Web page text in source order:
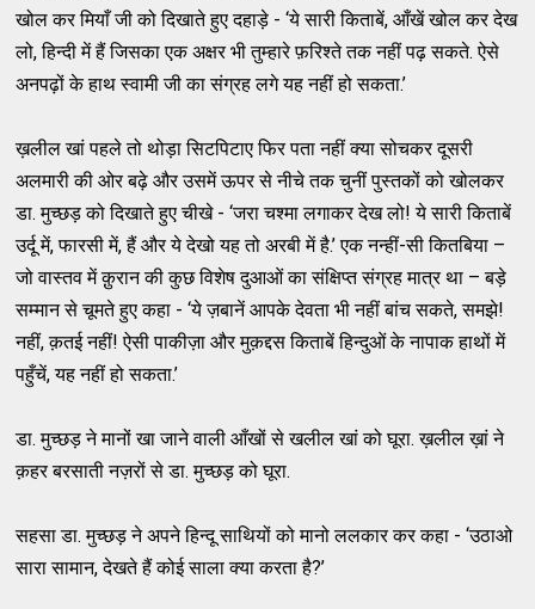
खोल कर मियाँ जी को दिखाते हुए दहाड़े - ‘ये सारी किताबें, आँखें खोल कर देख
लो, हिन्दी में हैं जिसका एक अक्षर भी तुम्हारे फ़रिश्ते तक नहीं पढ़ सकते. ऐसे
अनपढ़ों के हाथ स्वामी जी का संग्रह लगे यह नहीं हो सकता.’
ख़लील खां पहले तो थोड़ा सिटपिटाए फिर पता नहीं क्या सोचकर दूसरी
अलमारी की ओर बढ़े और उसमें ऊपर से नीचे तक चुनीं पुस्तकों को खोलकर
डा. मुच्छड़ को दिखाते हुए चीखे - ‘जरा चश्मा लगाकर देख लो! ये सारी किताबें
उर्दू में, फारसी में, हैं और ये देखो यह तो अरबी में है.’ एक नन्हीं-सी कितबिया –
जो वास्तव में क़ुरान की कुछ विशेष दुआओं का संक्षिप्त संग्रह मात्र था – बड़े
सम्मान से चूमते हुए कहा - ‘ये ज़बानें आपके देवता भी नहीं बांच सकते, समझे!
नहीं, क़तई नहीं! ऐसी पाकीज़ा और मुक़द्दस किताबें हिन्दुओं के नापाक हाथों में
पहुँचें, यह नहीं हो सकता.’
डा. मुच्छड़ ने मानों खा जाने वाली आँखों से खलील खां को घूरा. ख़लील ख़ां ने
क़हर बरसाती नज़रों से डा. मुच्छड़ को घूरा.
सहसा डा. मुच्छड़ ने अपने हिन्दू साथियों को मानो ललकार कर कहा - ‘उठाओ
सारा सामान, देखते हैं कोई साला क्या करता है?’